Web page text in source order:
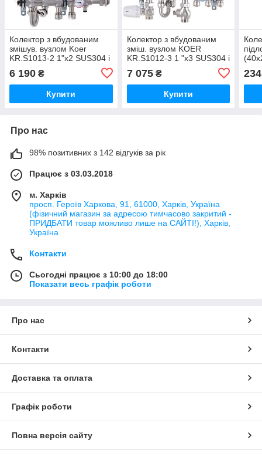
Колектор з вбудованим
змішув. вузлом Koer
KR.S1013-2 1"х2 SUS304 і
євроконус 3/4-16 (KR2945)
6 190 ₴
Купити
Колектор з вбудованим
зміш. вузлом KOER
KR.S1012-3 1 "х3 SUS304 і
(KR2936)
7 075₴
Купити
234
Про нас
98% позитивних з 142 відгуків за рік
Працює з 03.03.2018
м. Харків
просп. Героїв Харкова, 91, 61000, Харків, Україна
(фізичний магазин за адресою тимчасово закритий -
ПРИДБАТИ товар можливо лише на САЙТІ!), Харків,
Україна
Контакти
Сьогодні працює з 10:00 до 18:00
Показати весь графік роботи
Про нас
Контакти
Доставка та оплата
Графік роботи
Повна версія сайту